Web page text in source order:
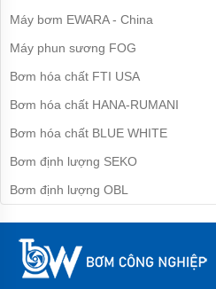
Bơm
hơi,
hơi
Máy
nước
bơm
bơi
Máy
bơm
Máy bơm EWARA - China
Máy phun sương FOG
Bơm hóa chất FTI USA
Bơm hóa chất HANA-RUMANI
Bơm hóa chất BLUE WHITE
Bơm định lượng SEKO
Bơm định lượng OBL